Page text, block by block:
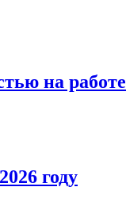
на работе
году